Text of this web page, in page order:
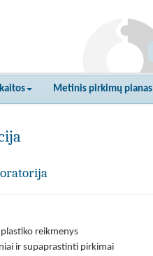
Metinis pirkimų planas
reikmenys
ir supaprastinti pirkimai